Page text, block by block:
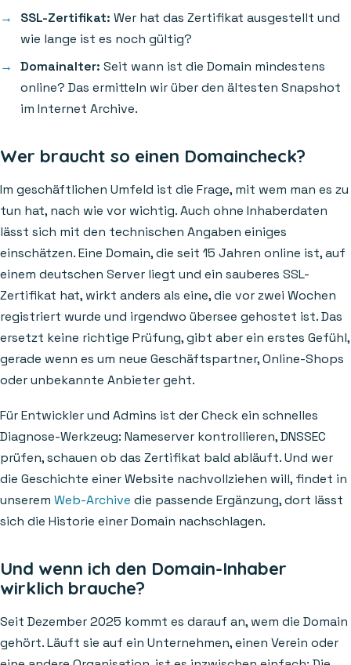
SSL-Zertifikat: Wer hat das Zertifikat ausgestellt und
wie lange ist es noch gültig?
Domainalter: Seit wann ist die Domain mindestens
online? Das ermitteln wir über den ältesten Snapshot
im Internet Archive.
Wer braucht so einen Domaincheck?
Im geschäftlichen Umfeld ist die Frage, mit wem man es zu
tun hat, nach wie vor wichtig. Auch ohne Inhaberdaten
lässt sich mit den technischen Angaben einiges
einschätzen. Eine Domain, die seit 15 Jahren online ist, auf
einem deutschen Server liegt und ein sauberes SSL-
Zertifikat hat, wirkt anders als eine, die vor zwei Wochen
registriert wurde und irgendwo übersee gehostet ist. Das
ersetzt keine richtige Prüfung, gibt aber ein erstes Gefühl,
gerade wenn es um neue Geschäftspartner, Online-Shops
oder unbekannte Anbieter geht.
Für Entwickler und Admins ist der Check ein schnelles
Diagnose-Werkzeug: Nameserver kontrollieren, DNSSEC
prüfen, schauen ob das Zertifikat bald abläuft. Und wer
die Geschichte einer Website nachvollziehen will, findet in
unserem Web-Archive die passende Ergänzung, dort lässt
sich die Historie einer Domain nachschlagen.
Und wenn ich den Domain-Inhaber
wirklich brauche?
Seit Dezember 2025 kommt es darauf an, wem die Domain
gehört. Läuft sie auf ein Unternehmen, einen Verein oder